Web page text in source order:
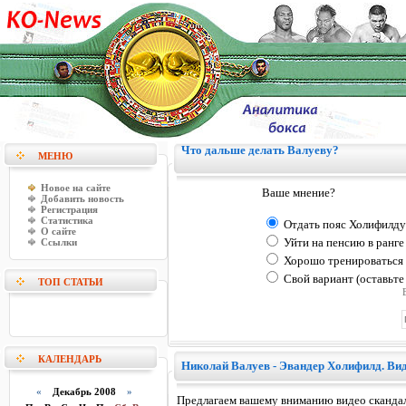
МЕНЮ
Новое на сайте
Добавить новость
Регистрация
Статистика
О сайте
Ссылки
ТОП СТАТЬИ
КАЛЕНДАРЬ
« Декабрь 2008 »
Что дальше делать Валуеву?
Ваше мнение?
Отдать пояс
Уйти на пенсию в
Хорошо
Свой вариант
Николай Валуев - Эвандер Холифилд.
Предлагаем вашему вниманию видео